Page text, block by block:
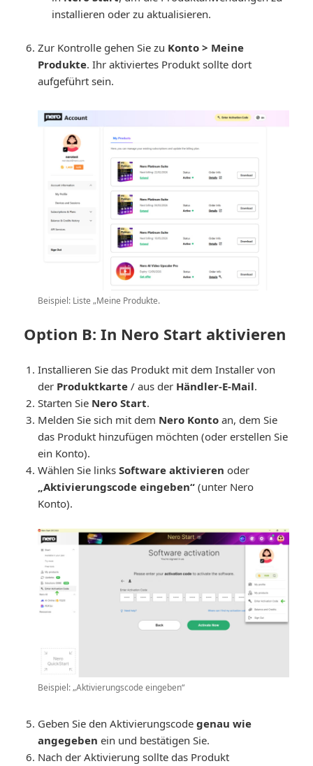
installieren oder zu aktualisieren.
Zur Kontrolle gehen Sie zu Konto > Meine
Produkte. Ihr aktiviertes Produkt sollte dort
aufgeführt sein.
Beispiel: Liste „Meine Produkte.
Option B: In Nero Start aktivieren
Installieren Sie das Produkt mit dem Installer von
der Produktkarte / aus der Händler-E-Mail.
Starten Sie Nero Start.
Melden Sie sich mit dem Nero Konto an, dem Sie
das Produkt hinzufügen möchten (oder erstellen Sie
ein Konto).
Wählen Sie linksSoftware aktivieren oder
„Aktivierungscode eingeben“ (unter Nero
Konto).
Beispiel: „Aktivierungscode eingeben“
Geben Sie den Aktivierungscodegenau wie
angegeben ein und bestätigen Sie.
Nach der Aktivierung sollte das Produkt